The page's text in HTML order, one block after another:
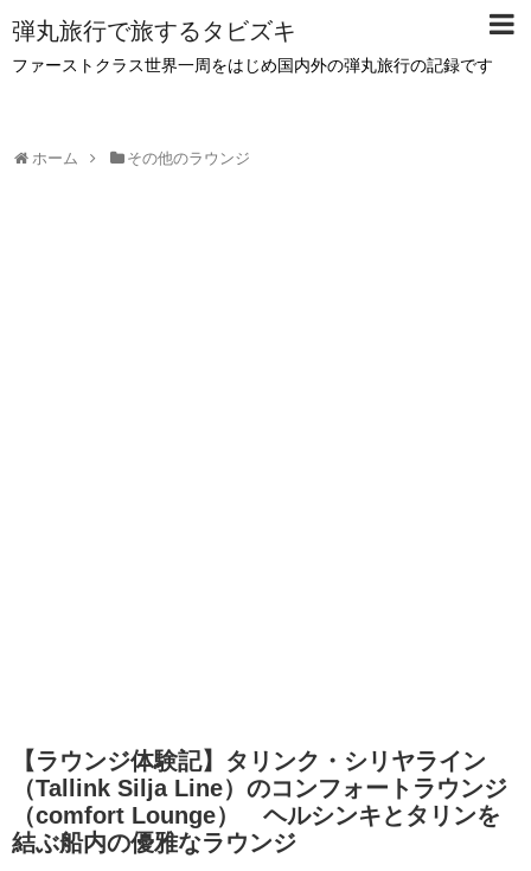
弾丸旅行で旅するタビズキ
ファーストクラス世界一周をはじめ国内外の弾丸旅行の記録です
ホーム その他のラウンジ
【ラウンジ体験記】タリンク・シリヤライン
（Tallink Silja Line）のコンフォートラウンジ
（comfort Lounge） ヘルシンキとタリンを
結ぶ船内の優雅なラウンジ